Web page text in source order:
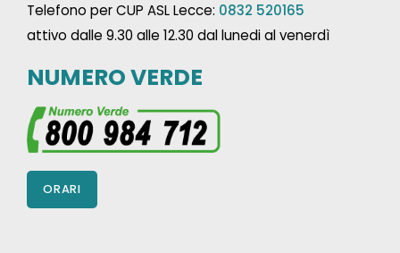
Telefono per CUP ASL Lecce: 0832 520165
attivo dalle 9.30 alle 12.30 dal lunedi al venerdì
NUMERO VERDE
ORARI